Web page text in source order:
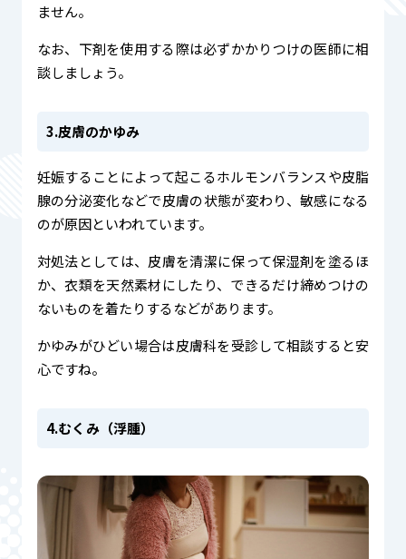
ません。
なお、下剤を使用する際は必ずかかりつけの医師に相
談しましょう。
3.皮膚のかゆみ
妊娠することによって起こるホルモンバランスや皮脂
腺の分泌変化などで皮膚の状態が変わり、敏感になる
のが原因といわれています。
対処法としては、皮膚を清潔に保って保湿剤を塗るほ
か、衣類を天然素材にしたり、できるだけ締めつけの
ないものを着たりするなどがあります。
かゆみがひどい場合は皮膚科を受診して相談すると安
心ですね。
4.むくみ（浮腫）